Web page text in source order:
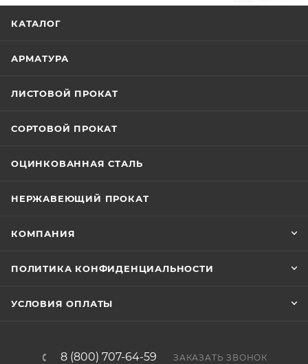
КАТАЛОГ
АРМАТУРА
ЛИСТОВОЙ ПРОКАТ
СОРТОВОЙ ПРОКАТ
ОЦИНКОВАННАЯ СТАЛЬ
НЕРЖАВЕЮЩИЙ ПРОКАТ
КОМПАНИЯ
ПОЛИТИКА КОНФИДЕНЦИАЛЬНОСТИ
УСЛОВИЯ ОПЛАТЫ
8 (800) 707-64-59 ЗАКАЗАТЬ ЗВОНОК